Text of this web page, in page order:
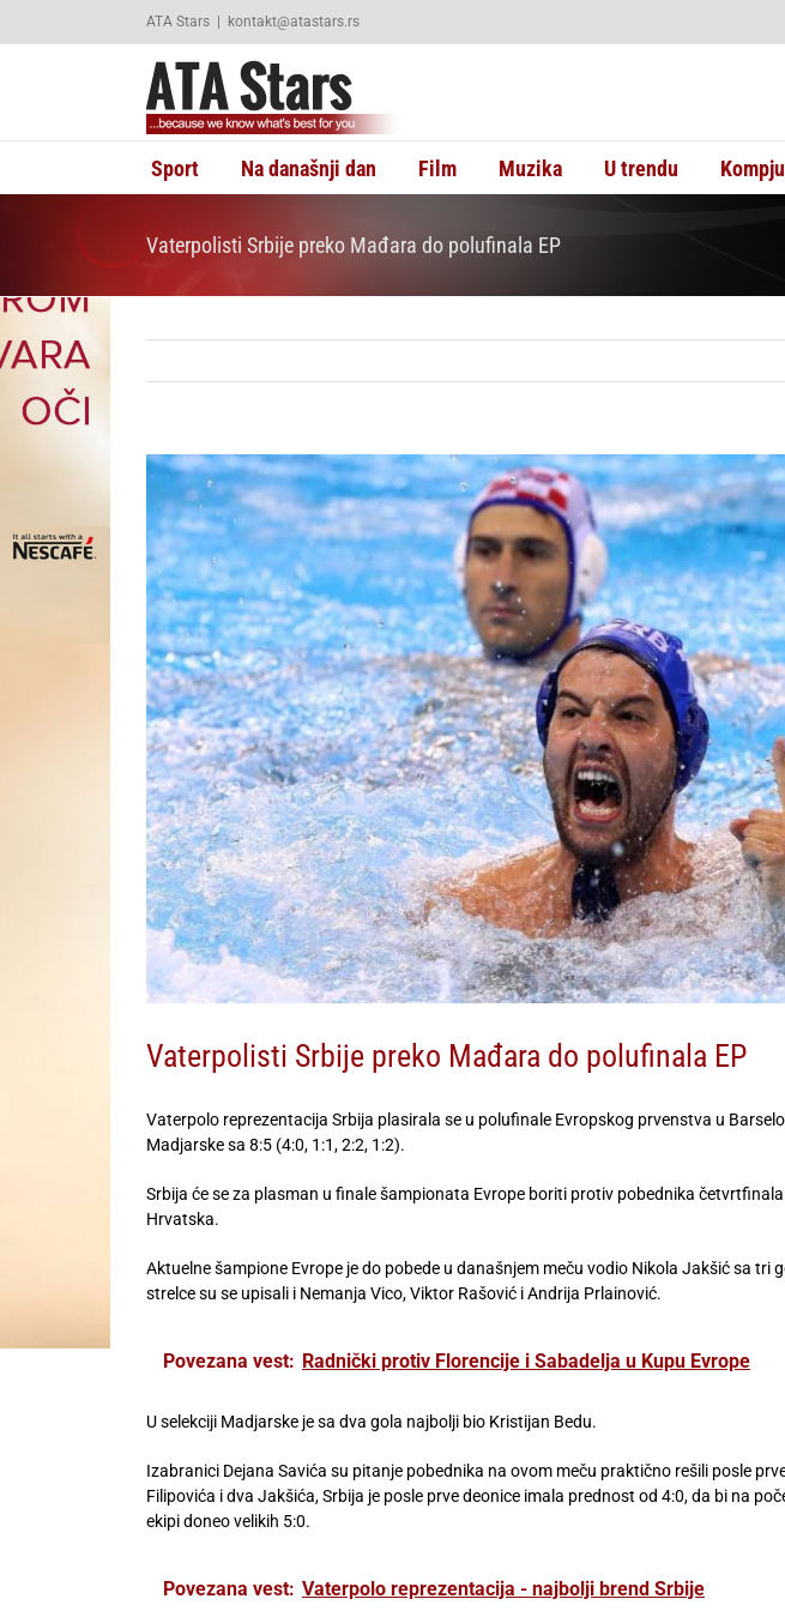
ATA Stars | kontakt@atastars.rs
Sport Na današnji dan Film Muzika U trendu
Vaterpolisti Srbije preko Mađara do polufinala EP
View
Larger
Image
Vaterpolisti Srbije preko Mađara do polufinala EP
Vaterpolo reprezentacija Srbija plasirala se u polufinale Evropskog prvenstva u
Madjarske sa 8:5 (4:0, 1:1, 2:2, 1:2).
Srbija će se za plasman u finale šampionata Evrope boriti protiv pobednika
Hrvatska.
Aktuelne šampione Evrope je do pobede u današnjem meču vodio Nikola Jakšić sa tri
strelce su se upisali i Nemanja Vico, Viktor Rašović i Andrija Prlainović.
Povezana vest: Radnički protiv Florencije i Sabadelja u Kupu Evrope
U selekciji Madjarske je sa dva gola najbolji bio Kristijan Bedu.
Izabranici Dejana Savića su pitanje pobednika na ovom meču praktično rešili posle
Filipovića i dva Jakšića, Srbija je posle prve deonice imala prednost od 4:0, da bi na
ekipi doneo velikih 5:0.
Povezana vest: Vaterpolo reprezentacija - najbolji brend Srbije